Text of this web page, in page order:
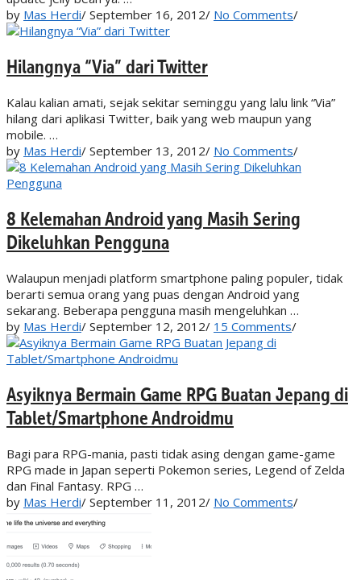
by Mas Herdi/ September 16, 2012/ No Comments/
Hilangnya “Via” dari Twitter
Kalau kalian amati, sejak sekitar seminggu yang lalu link “Via”
hilang dari aplikasi Twitter, baik yang web maupun yang
mobile. …
by Mas Herdi/ September 13, 2012/ No Comments/
8 Kelemahan Android yang Masih Sering
Dikeluhkan Pengguna
Walaupun menjadi platform smartphone paling populer, tidak
berarti semua orang yang puas dengan Android yang
sekarang. Beberapa pengguna masih mengeluhkan …
by Mas Herdi/ September 12, 2012/ 15 Comments/
Asyiknya Bermain Game RPG Buatan Jepang di
Tablet/Smartphone Androidmu
Bagi para RPG-mania, pasti tidak asing dengan game-game
RPG made in Japan seperti Pokemon series, Legend of Zelda
dan Final Fantasy. RPG …
by Mas Herdi/ September 11, 2012/ No Comments/